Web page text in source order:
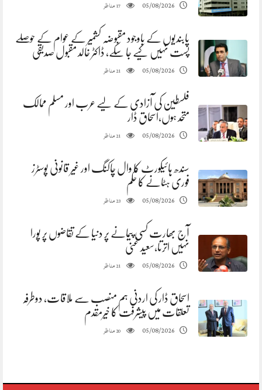
05/08/2026
17مناظر
پابندیوں کے باوجود مقبوضہ کشمیر کے عوام کے حوصلے
پست نہیں کیے جا سکے، ڈاکٹر خالد مقبول صدیقی
05/08/2026
21مناظر
فلسطین کی آزادی کے لیے عرب اور مسلم ممالک
متحد ہوں،اسحاق ڈار
05/08/2026
21مناظر
سندھ ہائیکورٹ کا وال چاکنگ اور غیر قانونی پوسٹرز
فوری ہٹانے کا حکم
05/08/2026
23مناظر
آج بھارت کسی پیمانے پر دنیا کے تقاضوں پر پورا
نہیں اترتا،سعید غنی
05/08/2026
21مناظر
اسحاق ڈار کی اردنی ہم منصب سے ملاقات، دوطرفہ
تعلقات میں پیشرفت کا خیرمقدم
05/08/2026
20مناظر